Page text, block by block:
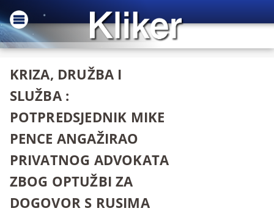
KRIZA, DRUŽBA I
SLUŽBA :
POTPREDSJEDNIK MIKE
PENCE ANGAŽIRAO
PRIVATNOG ADVOKATA
ZBOG OPTUŽBI ZA
DOGOVOR S RUSIMA